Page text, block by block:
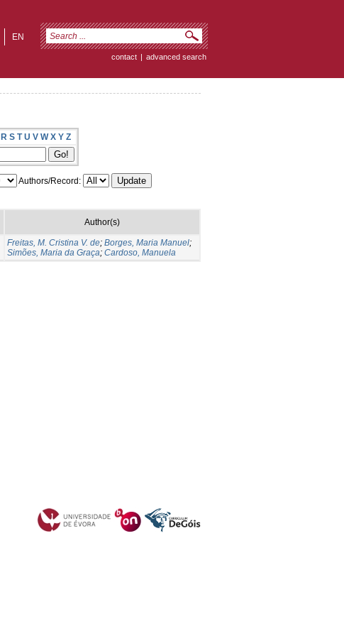
EN
contact | advanced search
R S T U V W X Y Z
Authors/Record:
Author(s)
Freitas, M. Cristina V. de; Borges, Maria Manuel;
Simões, Maria da Graça; Cardoso, Manuela